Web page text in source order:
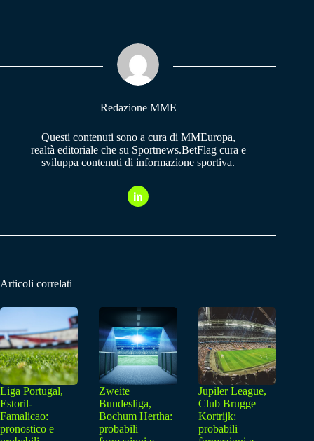
pp m
Redazione MME
Questi contenuti sono a cura di MMEuropa,
realtà editoriale che su Sportnews.BetFlag cura e
sviluppa contenuti di informazione sportiva.
Articoli correlati
Liga Portugal,
Estoril-
Famalicao:
pronostico e
Zweite
Bundesliga,
Bochum Hertha:
probabili
Jupiler League,
Club Brugge
Kortrijk:
probabili